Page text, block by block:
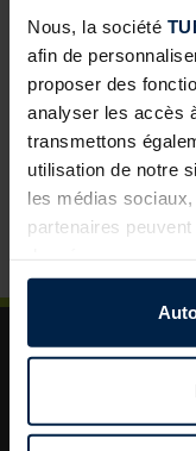
Nous, la société
afin de
proposer des
analyser les accès
transmettons
utilisation de notre
les médias
partenaires
ont collectées dans
Légalement, nous
fonctionnement de
cookies, nous
Abris de jardin
valeur ajoutée
Porte de garage
développer vos
La porte de
projets clients
Plus de sécurité